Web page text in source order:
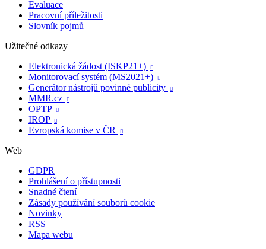
Evaluace
Pracovní příležitosti
Slovník pojmů
Užitečné odkazy
Elektronická žádost (ISKP21+)

Monitorovací systém (MS2021+) 
Generátor nástrojů povinné publicity 
MMR.cz 
OPTP 
IROP 
Evropská komise v ČR 
Web
GDPR
Prohlášení o přístupnosti
Snadné čtení
Zásady používání souborů cookie
Novinky
RSS
Mapa webu